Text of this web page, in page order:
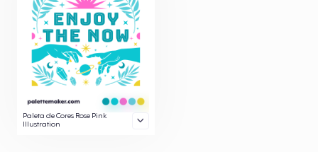
Paleta de Cores Rose Pink
Illustration